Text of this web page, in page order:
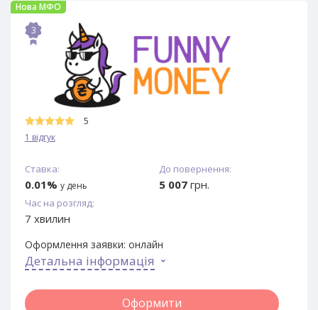
Нова МФО
3
5
1 відгук
Ставка:
0.01% у день
До повернення:
5 007 грн.
Час на розгляд:
7 хвилин
Оформлення заявки: онлайн
Детальна інформація
Оформити